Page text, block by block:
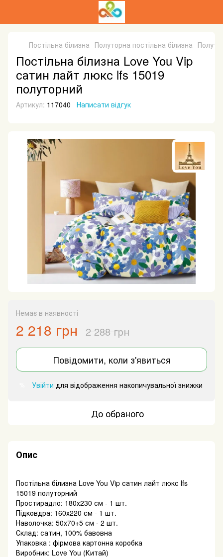
Постільна білизна Полуторна постільна білизна
Постільна білизна Love You Vip
сатин лайт люкс lfs 15019
полуторний
Артикул: 117040 Написати відгук
Немає в наявності
2 218 грн 2 288 грн
Повідомити, коли з'явиться
Увійти для відображення накопичувальної знижки
До обраного
Опис
Постільна білизна Love You Vip сатин лайт люкс lfs
15019 полуторний
Простирадло: 180х230 см - 1 шт.
Підковдра: 160х220 см - 1 шт.
Наволочка: 50х70+5 см - 2 шт.
Склад: сатин, 100% бавовна
Упаковка : фірмова картонна коробка
Виробник: Love You (Китай)